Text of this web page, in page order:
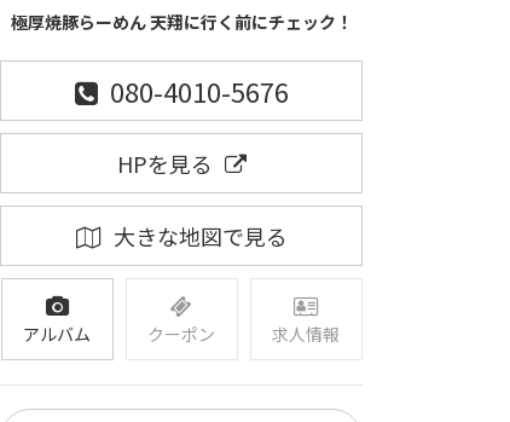
極厚焼豚らーめん 天翔に行く前にチェック！
080-4010-5676
HPを見る
大きな地図で見る
アルバム クーポン 求人情報